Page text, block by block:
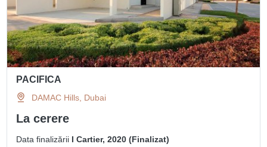
PACIFICA
DAMAC Hills, Dubai
La cerere
Data finalizării I Cartier, 2020 (Finalizat)